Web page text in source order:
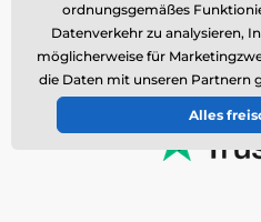
ordnungsgemäßes
Datenverkehr zu analysieren,
möglicherweise für
die Daten mit unseren Partnern
Alles